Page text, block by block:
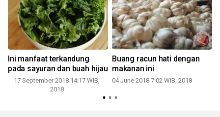
Ini manfaat terkandung
pada sayuran dan buah hijau
17 September 2018 14:17 WIB,
2018
Buang racun hati dengan
makanan ini
04 June 2018 7:02 WIB, 2018